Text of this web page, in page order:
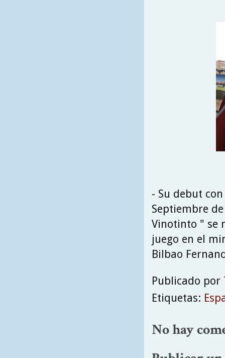
- Su debut
Septiembre
Vinotinto " se
juego en el
Bilbao
Publicado por
Etiquetas:
No hay